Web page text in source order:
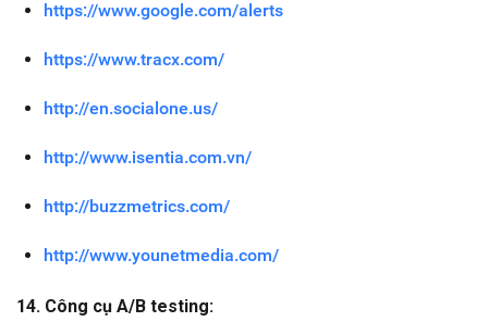
https://www.google.com/alerts
https://www.tracx.com/
http://en.socialone.us/
http://www.isentia.com.vn/
http://buzzmetrics.com/
http://www.younetmedia.com/
14. Công cụ A/B testing: